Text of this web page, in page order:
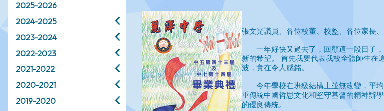
2025-2026
2024-2025
2023-2024
2022-2023
2021-2022
2020-2021
2019-2020